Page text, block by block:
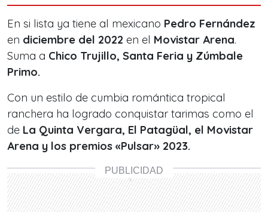
En si lista ya tiene al mexicano Pedro Fernández
en diciembre del 2022 en el Movistar Arena.
Suma a Chico Trujillo, Santa Feria y Zúmbale
Primo.
Con un estilo de cumbia romántica tropical
ranchera ha logrado conquistar tarimas como el
de La Quinta Vergara, El Patagüal, el Movistar
Arena y los premios «Pulsar» 2023.